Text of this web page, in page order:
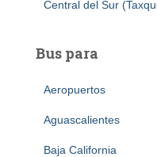
Central del Sur
Bus para
Aeropuertos
Aguascalientes
Baja California